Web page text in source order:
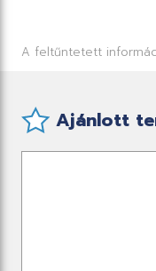
A feltűntetett
Ajánlott